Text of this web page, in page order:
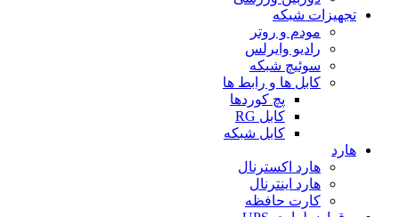
تجهیزات شبکه
مودم و روتر
رادیو وایرلس
سوئیچ شبکه
کابل ها و رابط ها
پچ کوردها
کابل RG
کابل شبکه
هارد
هارد اکسترنال
هارد اینترنال
کارت حافظه